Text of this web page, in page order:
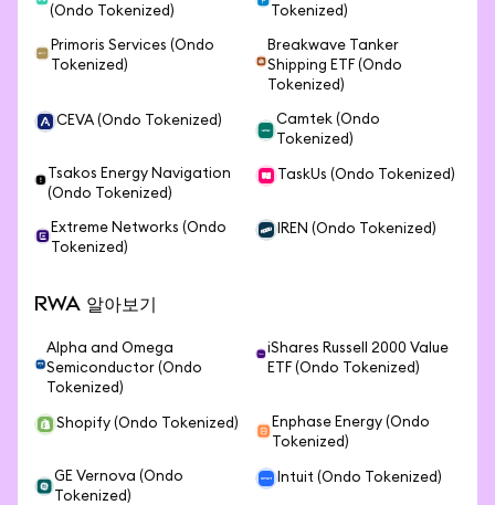
(Ondo Tokenized)
Tokenized)
Primoris Services (Ondo
Tokenized)
Breakwave Tanker
Shipping ETF (Ondo
Tokenized)
CEVA (Ondo Tokenized)
Camtek (Ondo
Tokenized)
Tsakos Energy Navigation
(Ondo Tokenized)
TaskUs (Ondo Tokenized)
Extreme Networks (Ondo
Tokenized)
IREN (Ondo Tokenized)
RWA 알아보기
Alpha and Omega
Semiconductor (Ondo
Tokenized)
iShares Russell 2000 Value
ETF (Ondo Tokenized)
Shopify (Ondo Tokenized)
Enphase Energy (Ondo
Tokenized)
GE Vernova (Ondo
Tokenized)
Intuit (Ondo Tokenized)